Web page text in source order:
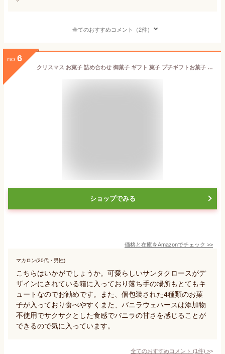
全てのおすすめコメント（2件）
no. 6
クリスマス お菓子 詰め合わせ 御菓子 ギフト 菓子 プチギフトお菓子 個包装 子供 業務用 クリスマスプレゼント (クリスマスお菓子サンタBOX)
ショップでみる
価格と在庫をAmazonでチェック >>
マカロン(20代・男性)
こちらはいかがでしょうか。可愛らしいサンタクロースがデ
ザインにされている箱に入っており落ち手の場所もとてもキ
ュートなのでお勧めです。また、個包装された4種類のお菓
子が入っており食べやすくまた、バニラウェハースは添加物
不使用でサクサクとした食感でバニラの甘さを感じることが
できるので気に入っています。
全てのおすすめコメント (1件) >